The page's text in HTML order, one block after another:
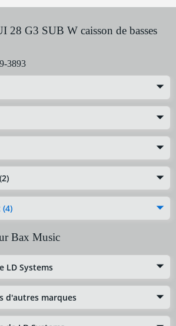
28 G3 SUB W caisson de basses
3893
Bax Music
LD Systems
d'autres marques